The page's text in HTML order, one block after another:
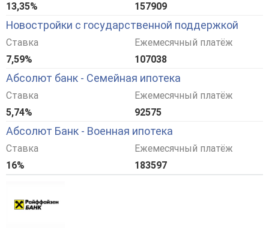
13,35%
157909
Новостройки с государственной поддержкой
Ставка
7,59%
Ежемесячный платёж
107038
Абсолют банк - Семейная ипотека
Ставка
5,74%
Ежемесячный платёж
92575
Абсолют Банк - Военная ипотека
Ставка
16%
Ежемесячный платёж
183597